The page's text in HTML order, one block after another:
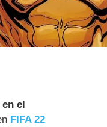
el
FIFA 22